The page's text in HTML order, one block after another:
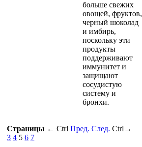
больше свежих
овощей, фруктов,
черный шоколад
и имбирь,
поскольку эти
продукты
поддерживают
иммунитет и
защищают
сосудистую
систему и
бронхи.
Страницы ← Ctrl Пред. След. Ctrl →
3 4 5 6 7